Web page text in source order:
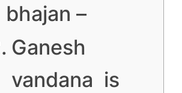
bhajan –
Ganesh
vandana is